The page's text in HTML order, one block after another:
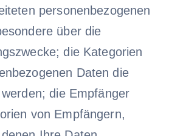
personenbezogenen
über die
die Kategorien
Daten die
die Empfänger
von Empfängern,